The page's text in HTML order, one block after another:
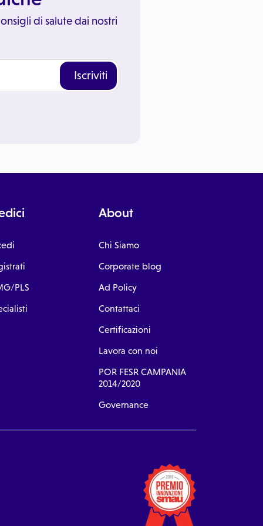
di salute dai nostri
Iscriviti
PLS
About
Chi Siamo
Corporate blog
Ad Policy
Contattaci
Certificazioni
Lavora con noi
POR FESR CAMPANIA
2014/2020
Governance